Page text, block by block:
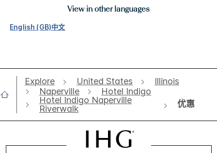
View in other languages
English (GB)中文
Explore United States
Illinois
Naperville
Hotel Indigo
Hotel Indigo Naperville
Riverwalk
优惠